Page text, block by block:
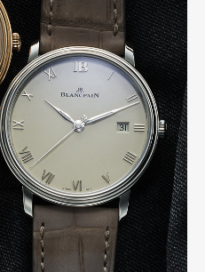
GourmetCars
Lifestyle
Magazine
About